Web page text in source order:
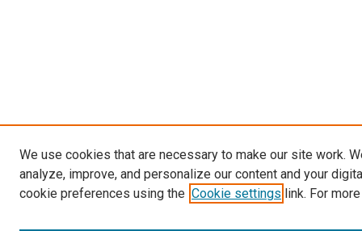
We use cookies that are necessary to make our site work.
analyze, improve, and personalize our content and your
cookie preferences using the Cookie settings link. For